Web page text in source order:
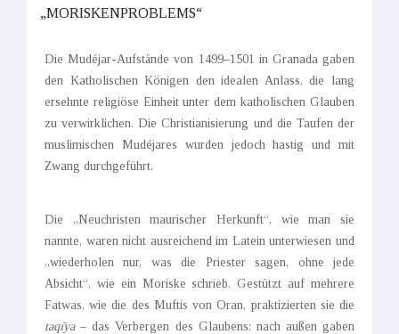
„MORISKENPROBLEMS“
Die Mudéjar-Aufstände von 1499–1501 in Granada gaben
den Katholischen Königen den idealen Anlass, die lang
ersehnte religiöse Einheit unter dem katholischen Glauben
zu verwirklichen. Die Christianisierung und die Taufen der
muslimischen Mudéjares wurden jedoch hastig und mit
Zwang durchgeführt.
Die „Neu­christen maurischer Herkunft“, wie man sie
nannte, waren nicht ausreichend im Latein unterwiesen und
„wiederholen nur, was die Priester sagen, ohne jede
Absicht“, wie ein Moriske schrieb. Gestützt auf mehrere
Fatwas, wie die des Muftis von Oran, praktizierten sie die
taqīya– das Verbergen des Glaubens: nach außen gaben